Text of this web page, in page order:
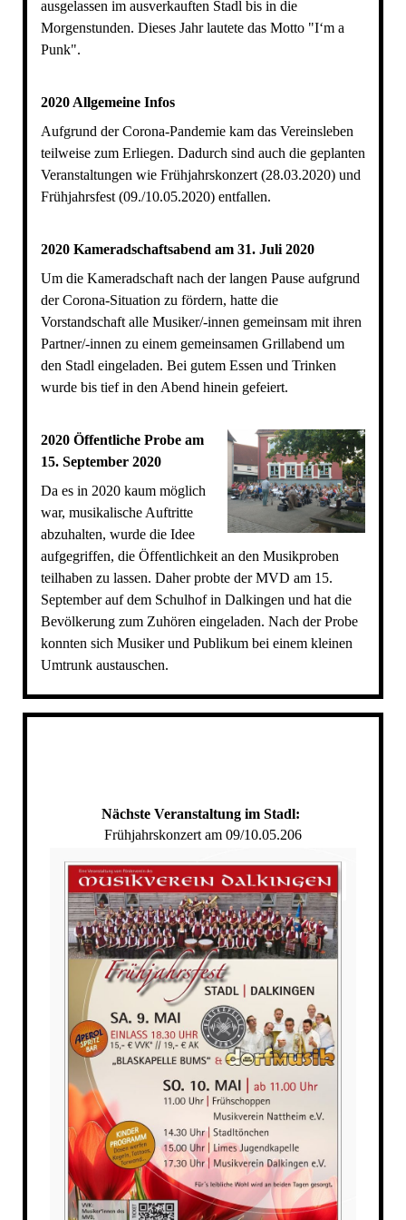
ausgelassen im ausverkauften Stadl bis in die
Morgenstunden. Dieses Jahr lautete das Motto "I‘m a
Punk".
2020 Allgemeine Infos
Aufgrund der Corona-Pandemie kam das Vereinsleben
teilweise zum Erliegen. Dadurch sind auch die geplanten
Veranstaltungen wie Frühjahrskonzert (28.03.2020) und
Frühjahrsfest (09./10.05.2020) entfallen.
2020 Kameradschaftsabend am 31. Juli 2020
Um die Kameradschaft nach der langen Pause aufgrund
der Corona-Situation zu fördern, hatte die
Vorstandschaft alle Musiker/-innen gemeinsam mit ihren
Partner/-innen zu einem gemeinsamen Grillabend um
den Stadl eingeladen. Bei gutem Essen und Trinken
wurde bis tief in den Abend hinein gefeiert.
2020 Öffentliche Probe am
15. September 2020
Da es in 2020 kaum möglich
war, musikalische Auftritte
abzuhalten, wurde die Idee
aufgegriffen, die Öffentlichkeit an den Musikproben
teilhaben zu lassen. Daher probte der MVD am 15.
September auf dem Schulhof in Dalkingen und hat die
Bevölkerung zum Zuhören eingeladen. Nach der Probe
konnten sich Musiker und Publikum bei einem kleinen
Umtrunk austauschen.
Nächste Veranstaltung im Stadl:
Frühjahrskonzert am 09/10.05.206